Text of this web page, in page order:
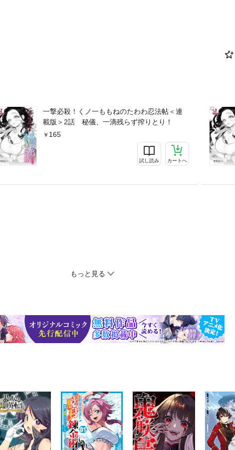
一撃必殺！くノ一ももねのたわわ忍法帖＜連
載版＞2話 秘儀、一滴残らず搾りとり！
165
試し読み カートへ
もっと見る